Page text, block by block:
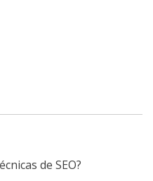
de SEO?